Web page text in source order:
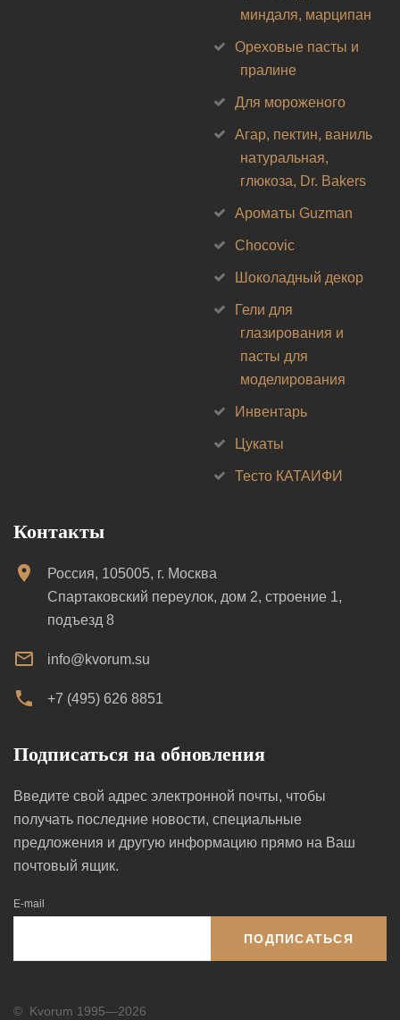
миндаля, марципан
Ореховые пасты и
пралине
Для мороженого
Агар, пектин, ваниль
натуральная,
глюкоза, Dr. Bakers
Ароматы Guzman
Chocovic
Шоколадный декор
Гели для
глазирования и
пасты для
моделирования
Инвентарь
Цукаты
Тесто КАТАИФИ
Контакты
Россия, 105005, г. Москва
Спартаковский переулок, дом 2, строение 1,
подъезд 8
info@kvorum.su
+7 (495) 626 8851
Подписаться на обновления
Введите свой адрес электронной почты, чтобы
получать последние новости, специальные
предложения и другую информацию прямо на Ваш
почтовый ящик.
E-mail
ПОДПИСАТЬСЯ
© Kvorum 1995—2026